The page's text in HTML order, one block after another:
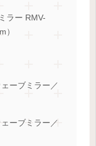
ラー RMV-
）
ーブミラー／
ーブミラー／